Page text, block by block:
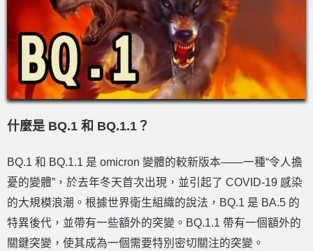
什麼是 BQ.1 和 BQ.1.1？
BQ.1 和 BQ.1.1 是 omicron 變體的較新版本——一種“令人擔
憂的變體”，於去年冬天首次出現，並引起了 COVID-19 感染
的大規模浪潮。根據世界衛生組織的說法，BQ.1 是 BA.5 的
特異後代，並帶有一些額外的突變。BQ.1.1 帶有一個額外的
關鍵突變，使其成為一個需要特別密切關注的突變。